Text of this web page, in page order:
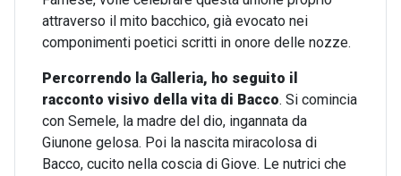
attraverso il mito bacchico, già evocato nei
componimenti poetici scritti in onore delle nozze.
Percorrendo la Galleria, ho seguito il
racconto visivo della vita di Bacco. Si comincia
con Semele, la madre del dio, ingannata da
Giunone gelosa. Poi la nascita miracolosa di
Bacco, cucito nella coscia di Giove. Le nutrici che